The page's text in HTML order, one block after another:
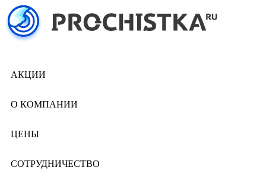
АКЦИИ
О КОМПАНИИ
ЦЕНЫ
СОТРУДНИЧЕСТВО